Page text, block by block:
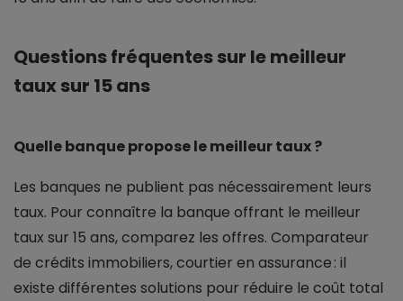
Questions fréquentes sur le meilleur
taux sur 15 ans
Quelle banque propose le meilleur taux ?
Les banques ne publient pas nécessairement leurs
taux. Pour connaître la banque offrant le meilleur
taux sur 15 ans, comparez les offres. Comparateur
de crédits immobiliers, courtier en assurance : il
existe différentes solutions pour réduire le coût total